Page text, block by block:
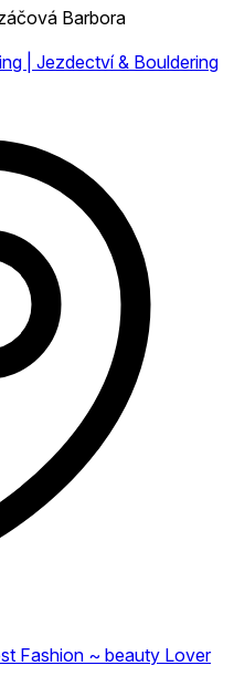
Barbora
| Jezdectví & Bouldering
Fashion ~ beauty Lover